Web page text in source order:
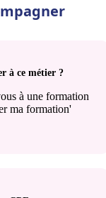
à ce métier ?
à une formation
ma formation'